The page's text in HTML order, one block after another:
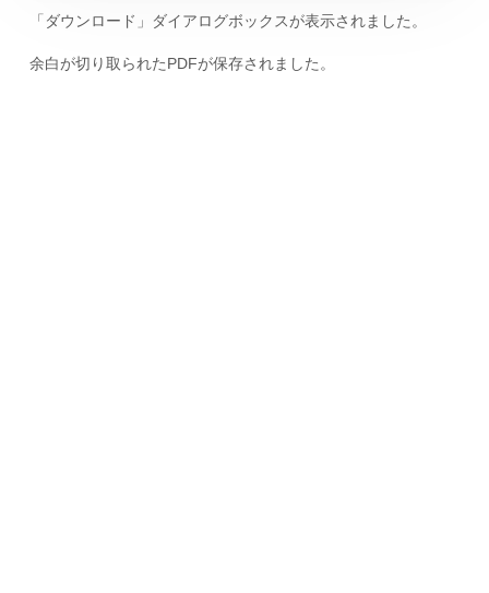
「ダウンロード」ダイアログボックスが表示されました。
余白が切り取られたPDFが保存されました。